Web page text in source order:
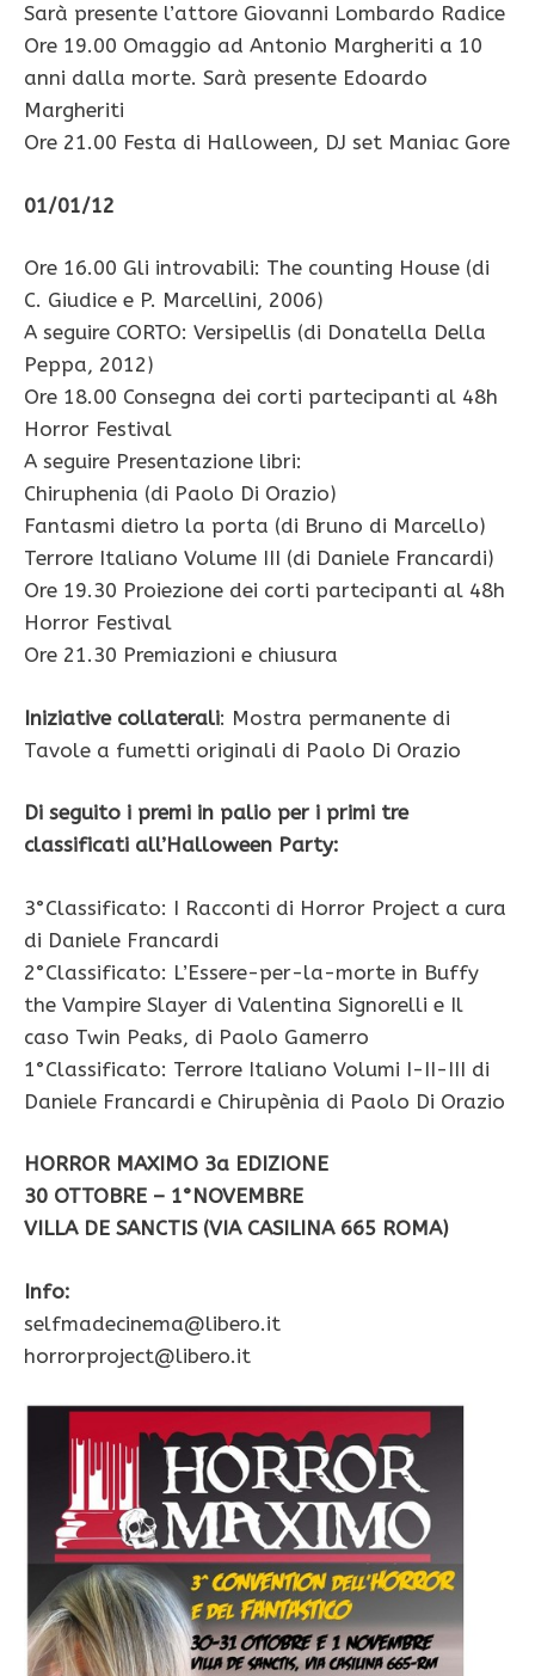
Sarà presente l’attore Giovanni Lombardo Radice
Ore 19.00 Omaggio ad Antonio Margheriti a 10
anni dalla morte. Sarà presente Edoardo
Margheriti
Ore 21.00 Festa di Halloween, DJ set Maniac Gore
01/01/12
Ore 16.00 Gli introvabili: The counting House (di
C. Giudice e P. Marcellini, 2006)
A seguire CORTO: Versipellis (di Donatella Della
Peppa, 2012)
Ore 18.00 Consegna dei corti partecipanti al 48h
Horror Festival
A seguire Presentazione libri:
Chiruphenia (di Paolo Di Orazio)
Fantasmi dietro la porta (di Bruno di Marcello)
Terrore Italiano Volume III (di Daniele Francardi)
Ore 19.30 Proiezione dei corti partecipanti al 48h
Horror Festival
Ore 21.30 Premiazioni e chiusura
Iniziative collaterali: Mostra permanente di
Tavole a fumetti originali di Paolo Di Orazio
Di seguito i premi in palio per i primi tre
classificati all’Halloween Party:
3°Classificato: I Racconti di Horror Project a cura
di Daniele Francardi
2°Classificato: L’Essere-per-la-morte in Buffy
the Vampire Slayer di Valentina Signorelli e Il
caso Twin Peaks, di Paolo Gamerro
1°Classificato: Terrore Italiano Volumi I-II-III di
Daniele Francardi e Chirupènia di Paolo Di Orazio
HORROR MAXIMO 3a EDIZIONE
30 OTTOBRE – 1°NOVEMBRE
VILLA DE SANCTIS (VIA CASILINA 665 ROMA)
Info:
selfmadecinema@libero.it
horrorproject@libero.it